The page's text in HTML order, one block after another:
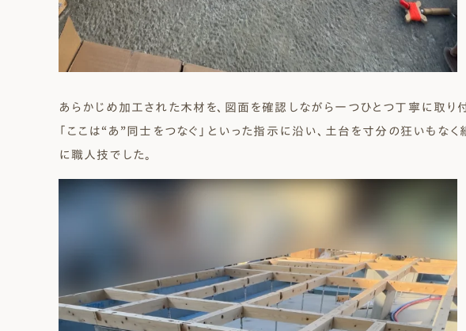
あらかじめ加工された木材を、図面を確認しながら一つひとつ丁寧に取り付
「ここは“あ”同士をつなぐ」といった指示に沿い、土台を寸分の狂いもなく
に職人技でした。